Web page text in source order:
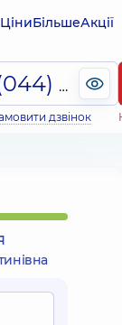
ЦіниБільшеАкції
(044) 495-2-888
дзвінок